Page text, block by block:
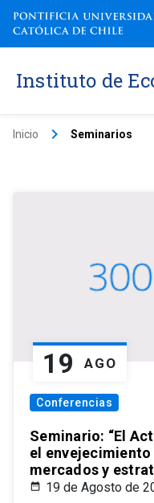
Instituto de
Inicio keyboard_arrow_right Seminarios
19 AGO
Conferencias
Seminario: “El
el
mercados y
19 de Agosto de